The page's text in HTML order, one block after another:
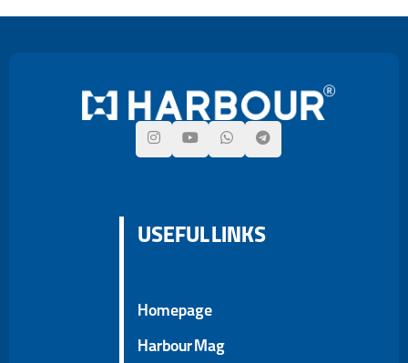
USEFUL LINKS
Homepage
Harbour Mag